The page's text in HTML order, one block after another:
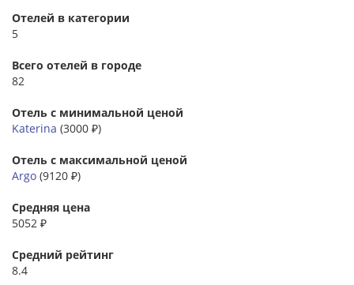
Отелей в категории
5
Всего отелей в городе
82
Отель с минимальной ценой
Katerina (3000 ₽)
Отель с максимальной ценой
Argo (9120 ₽)
Средняя цена
5052 ₽
Средний рейтинг
8.4